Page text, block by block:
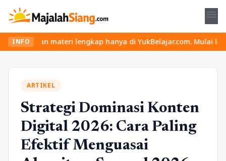
menu
INFOmateri lengkap hanya di YukBelajar.com. Mulai langkah
ARTIKEL
Strategi Dominasi Konten
Digital 2026: Cara Paling
Efektif Menguasai